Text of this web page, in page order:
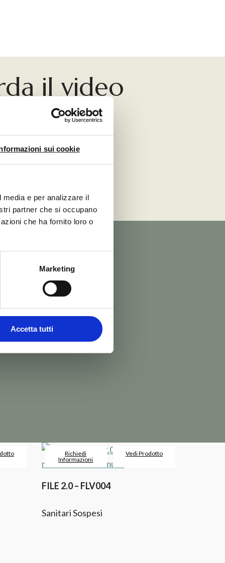
sui cookie
e per analizzare il
partner che si occupano
che ha fornito loro o
Marketing
Accetta tutti
il video
The Rimless
Video
Richiedi
Informazioni
Vedi Prodotto
FILE 2.0 – FLV004
Sanitari Sospesi